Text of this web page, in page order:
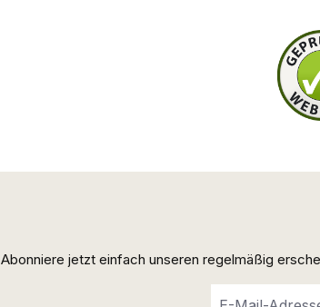
Abonniere jetzt einfach unseren regelmäßig